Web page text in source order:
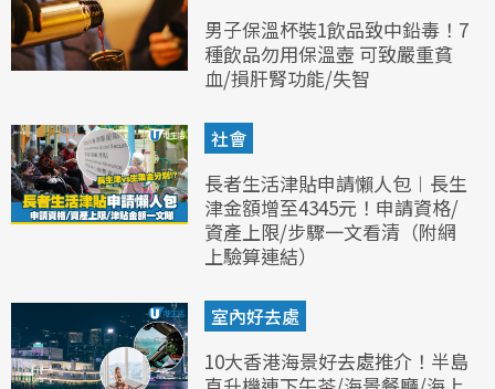
男子保溫杯裝1飲品致中鉛毒！7
種飲品勿用保溫壺 可致嚴重貧
血/損肝腎功能/失智
社會
長者生活津貼申請懶人包︱長生
津金額增至4345元！申請資格/
資產上限/步驟一文看清（附網
上驗算連結）
室內好去處
10大香港海景好去處推介！半島